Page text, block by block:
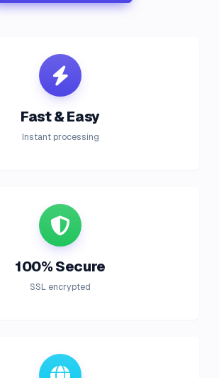
Fast & Easy
Instant processing
100% Secure
SSL encrypted